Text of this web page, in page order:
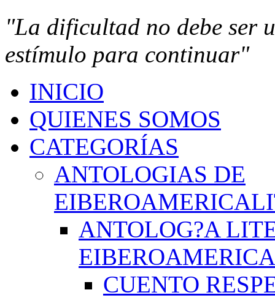
"La dificultad no debe ser
estímulo para continuar"
INICIO
QUIENES SOMOS
CATEGORÍAS
ANTOLOGIAS DE
ANTOLOG?A
CUENTO